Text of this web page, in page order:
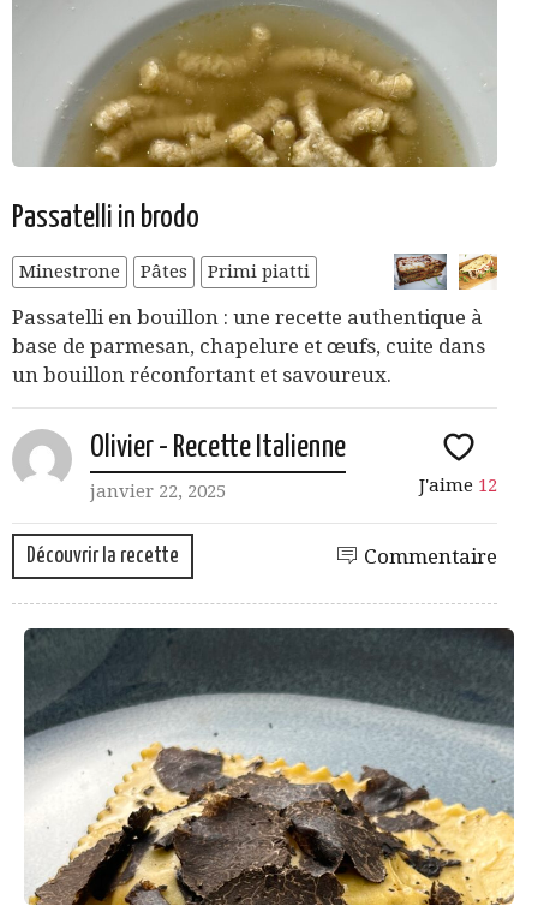
Passatelli in brodo
Minestrone Pâtes Primi piatti
Passatelli en bouillon : une recette authentique à
base de parmesan, chapelure et œufs, cuite dans
un bouillon réconfortant et savoureux.
Olivier - Recette Italienne
janvier 22, 2025 J'aime 12
Découvrir la recette Commentaire